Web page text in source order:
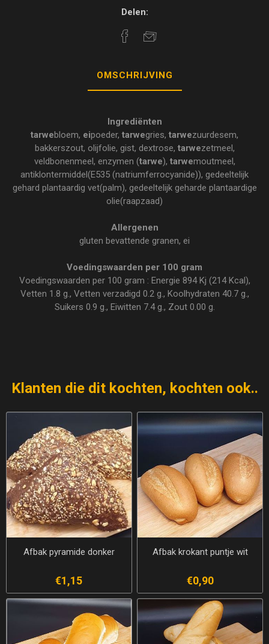
Delen:
OMSCHRIJVING
Ingrediënten
tarwebloem, eipoeder, tarwegries, tarwezuurdesem,
bakkerszout, olijfolie, gist, dextrose, tarwezetmeel,
veldbonenmeel, enzymen (tarwe), tarwemoutmeel,
antiklontermiddel(E535 (natriumferrocyanide)), gedeeltelijk
gehard plantaardig vet(palm), gedeeltelijk geharde plantaardige
olie(raapzaad)
Allergenen
gluten bevattende granen, ei
Voedingswaarden per 100 gram
Voedingswaarden per 100 gram : Energie 894 Kj (214 Kcal),
Vetten 1.8 g., Vetten verzadigd 0.2 g., Koolhydraten 40.7 g.,
Suikers 0.9 g., Eiwitten 7.4 g., Zout 0.00 g.
Klanten die dit kochten, kochten ook..
Afbak pyramide donker
€1,15
Afbak krokant puntje wit
€0,90